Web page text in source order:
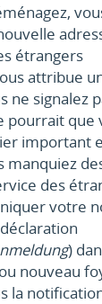
étrangers
attribue
ne signalez
pourrait que
important
manquiez
des
votre
)
nouveau
la